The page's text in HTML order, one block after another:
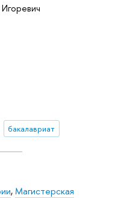
бакалавриат
,Магистерская